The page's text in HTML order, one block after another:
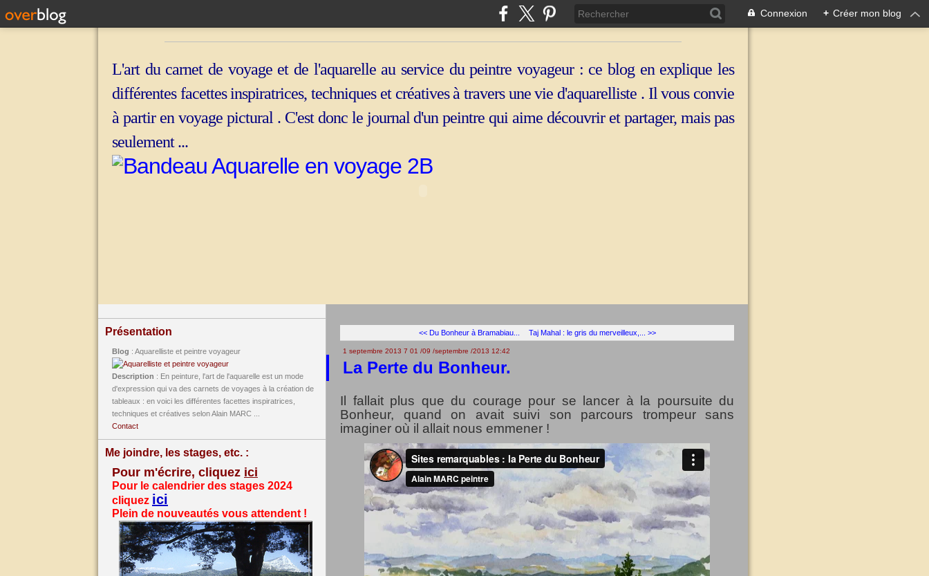
Connexion + Créer mon blog
L'art du carnet de voyage et de l'aquarelle au service du peintre voyageur : ce blog en explique les
différentes facettes inspiratrices, techniques et créatives à travers une vie d'aquarelliste . Il vous convie
à partir en voyage pictural . C'est donc le journal d'un peintre qui aime découvrir et partager, mais pas
seulement ...
Présentation
Blog : Aquarelliste et peintre voyageur
Description : En peinture, l'art de l'aquarelle est un mode
d'expression qui va des carnets de voyages à la création de
tableaux : en voici les différentes facettes inspiratrices,
techniques et créatives selon Alain MARC ...
Contact
Me joindre, les stages, etc. :
Pour m'écrire, cliquez ici
Pour le calendrier des stages 2024
cliquez ici
Plein de nouveautés vous attendent !
<< Du Bonheur à Bramabiau... Taj Mahal : le gris du merveilleux,... >>
1 septembre 2013 7 01 /09 /septembre /2013 12:42
La Perte du Bonheur.
Il fallait plus que du courage pour se lancer à la poursuite du
Bonheur, quand on avait suivi son parcours trompeur sans
imaginer où il allait nous emmener !